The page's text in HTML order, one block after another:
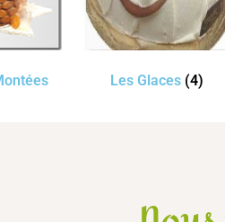
Les Glaces (4)